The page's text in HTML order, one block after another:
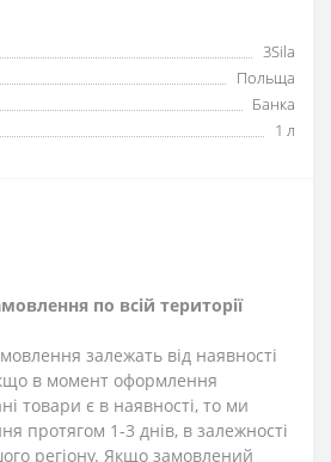
3Sila
Польща
Банка
1 л
по всій території
залежать від наявності
в момент оформлення
товари є в наявності, то ми
протягом 1-3 днів, в залежності
регіону. Якщо замовлений